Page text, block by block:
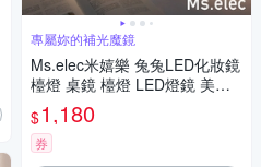
專屬妳的補光魔鏡
Ms.elec米嬉樂 兔兔LED化妝鏡
檯燈 桌鏡 檯燈 LED燈鏡 美妝
鏡 圓鏡
$1,180
券